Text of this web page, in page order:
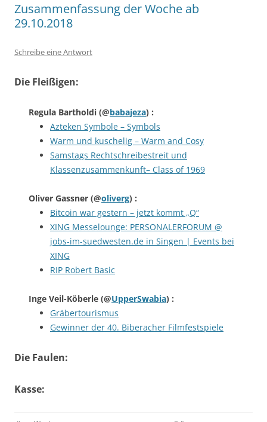
Zusammenfassung der Woche ab
29.10.2018
Schreibe eine Antwort
Die Fleißigen:
Regula Bartholdi (@babajeza) :
Azteken Symbole – Symbols
Warm und kuschelig – Warm and Cosy
Samstags Rechtschreibestreit und
Klassenzusammenkunft– Class of 1969
Oliver Gassner (@oliverg) :
Bitcoin war gestern – jetzt kommt „Q“
XING Messelounge: PERSONALERFORUM @
jobs-im-suedwesten.de in Singen | Events bei
XING
RIP Robert Basic
Inge Veil-Köberle (@UpperSwabia) :
Gräbertourismus
Gewinner der 40. Biberacher Filmfestspiele
Die Faulen:
Kasse: